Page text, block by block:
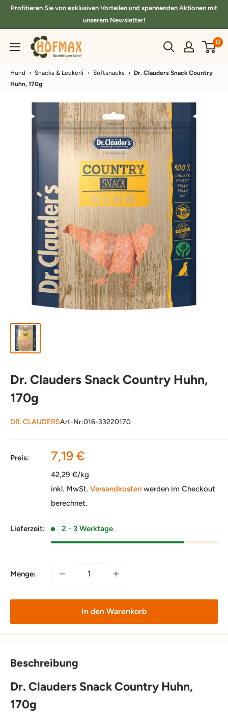
DirektProfitieren Sie von exklusiven Vorteilen und spannenden Aktionen mit
unserem Newsletter!
hofmax.de 0
Hund › Snacks & Leckerli › Softsnacks › Dr. Clauders Snack Country
Huhn, 170g
Dr. Clauders Snack Country Huhn,
170g
DR. CLAUDERSArt-Nr:016-33220170
Preis: Sonderpreis
7,19 €
42,29 €/kg
inkl. MwSt. Versandkosten werden im Checkout
berechnet.
Lieferzeit: 2 - 3 Werktage
Menge:
In den Warenkorb
Beschreibung
Dr. Clauders Snack Country Huhn,
170g